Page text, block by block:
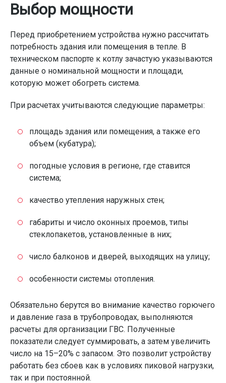
Выбор мощности
Перед приобретением устройства нужно рассчитать
потребность здания или помещения в тепле. В
техническом паспорте к котлу зачастую указываются
данные о номинальной мощности и площади,
которую может обогреть система.
При расчетах учитываются следующие параметры:
площадь здания или помещения, а также его
объем (кубатура);
погодные условия в регионе, где ставится
система;
качество утепления наружных стен;
габариты и число оконных проемов, типы
стеклопакетов, установленные в них;
число балконов и дверей, выходящих на улицу;
особенности системы отопления.
Обязательно берутся во внимание качество горючего
и давление газа в трубопроводах, выполняются
расчеты для организации ГВС. Полученные
показатели следует суммировать, а затем увеличить
число на 15–20% с запасом. Это позволит устройству
работать без сбоев как в условиях пиковой нагрузки,
так и при постоянной.